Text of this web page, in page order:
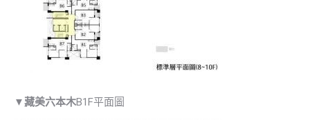
▼藏美六本木B1F平面圖